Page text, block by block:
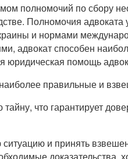
полномочий по сбору
Полномочия
и нормами
адвокат способен
помощь
правильные и
что гарантирует
и принять
доказательства,